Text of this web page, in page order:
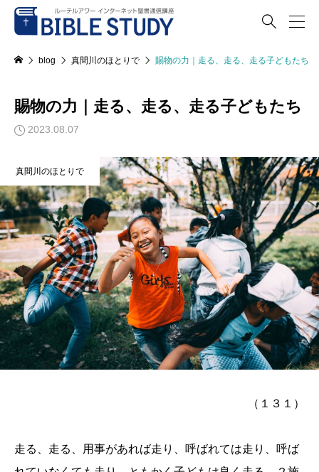

blog 真間川のほとりで 賜物の力｜走る、走る、走る子どもたち
賜物の力｜走る、走る、走る子どもたち
2023.08.07
真間川のほとりで
（１３１）
走る、走る、用事があれば走り、呼ばれては走り、呼ば